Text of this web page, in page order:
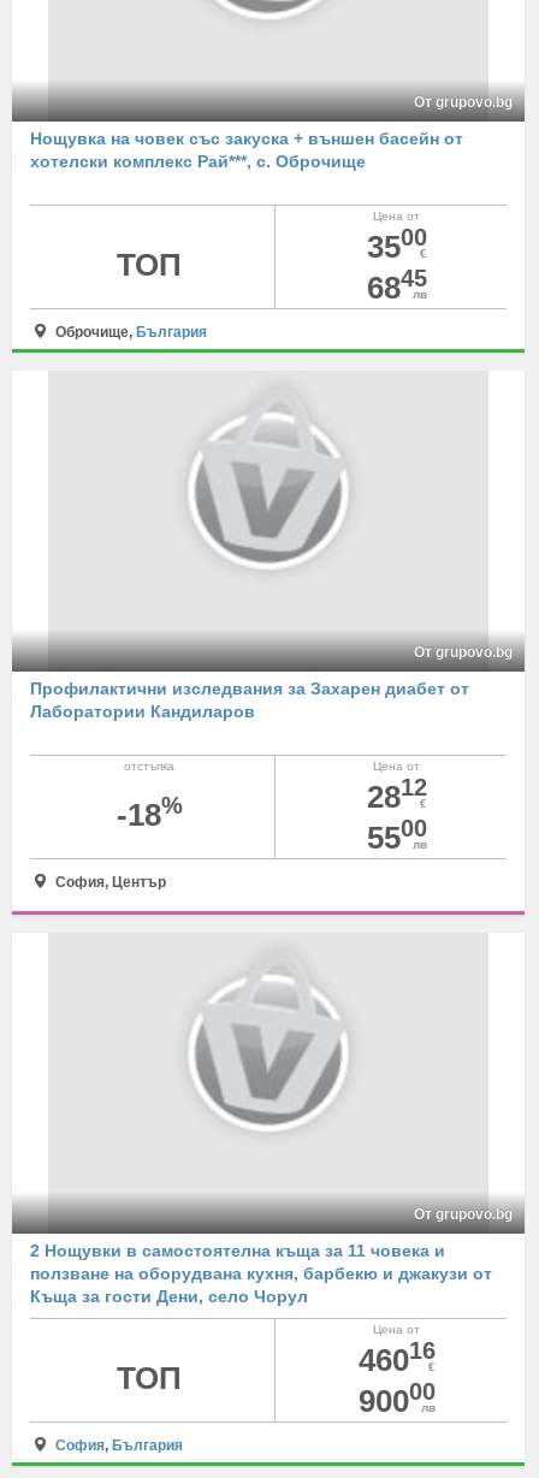
От grupovo.bg
Нощувка на човек със закуска + външен басейн от
хотелски комплекс Рай***, с. Оброчище
Цена от
3500
€
6845
лв
ТОП
Оброчище, България
От grupovo.bg
Профилактични изследвания за Захарен диабет от
Лаборатории Кандиларов
Цена от
2812
€
5500
лв
отстъпка
-18%
София, Център
От grupovo.bg
2 Нощувки в самостоятелна къща за 11 човека и
ползване на оборудвана кухня, барбекю и джакузи от
Къща за гости Дени, село Чорул
Цена от
46016
€
90000
лв
ТОП
София, България